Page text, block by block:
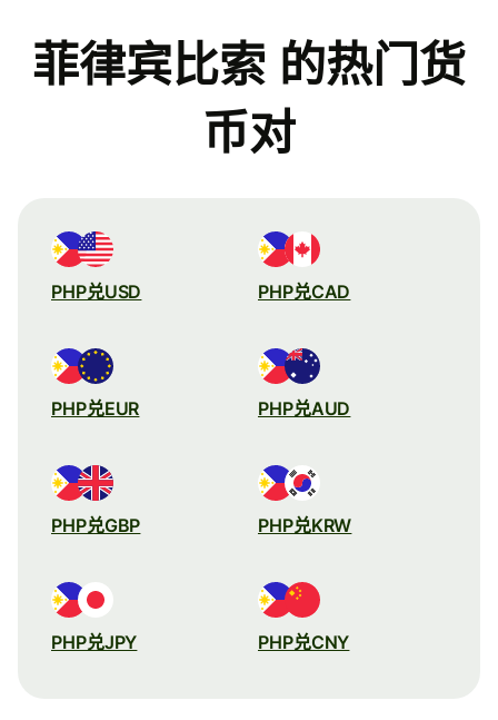
菲律宾比索 的热门货
币对
PHP兑USD PHP兑CAD
PHP兑EUR PHP兑AUD
PHP兑GBP PHP兑KRW
PHP兑JPY PHP兑CNY